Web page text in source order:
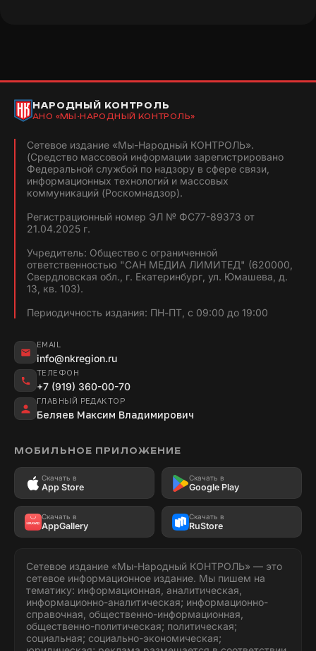
НАРОДНЫЙ КОНТРОЛЬ
АНО «МЫ-НАРОДНЫЙ КОНТРОЛЬ»
Сетевое издание «Мы-Народный КОНТРОЛЬ».
(Средство массовой информации зарегистрировано
Федеральной службой по надзору в сфере связи,
информационных технологий и массовых
коммуникаций (Роскомнадзор).
Регистрационный номер ЭЛ № ФС77-89373 от
21.04.2025 г.
Учредитель: Общество с ограниченной
ответственностью "САН МЕДИА ЛИМИТЕД" (620000,
Свердловская обл., г. Екатеринбург, ул. Юмашева, д.
13, кв. 103).
Периодичность издания: ПН-ПТ, с 09:00 до 19:00
EMAIL
info@nkregion.ru
ТЕЛЕФОН
+7 (919) 360-00-70
ГЛАВНЫЙ РЕДАКТОР
Беляев Максим Владимирович
МОБИЛЬНОЕ ПРИЛОЖЕНИЕ
Скачать в
App Store
Скачать в
Google Play
Скачать в
AppGallery
Скачать в
RuStore
Сетевое издание «Мы-Народный КОНТРОЛЬ» — это
сетевое информационное издание. Мы пишем на
тематику: информационная, аналитическая,
информационно-аналитическая; информационно-
справочная, общественно-информационная,
общественно-политическая; политическая;
социальная; социально-экономическая;